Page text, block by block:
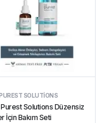
SOLUTIONS
Solutions Düzensiz
İçin Bakım Seti